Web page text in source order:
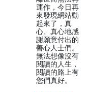
運作，今日再
來發現網站動
起來了，真
心、真心地感
謝願意付出的
善心人士們。
無法想像沒有
閱讀的人生，
閱讀的路上有
您們真好。